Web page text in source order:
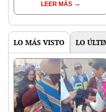
Martín de Porres
LEER MÁS
LO MÁS VISTO LO